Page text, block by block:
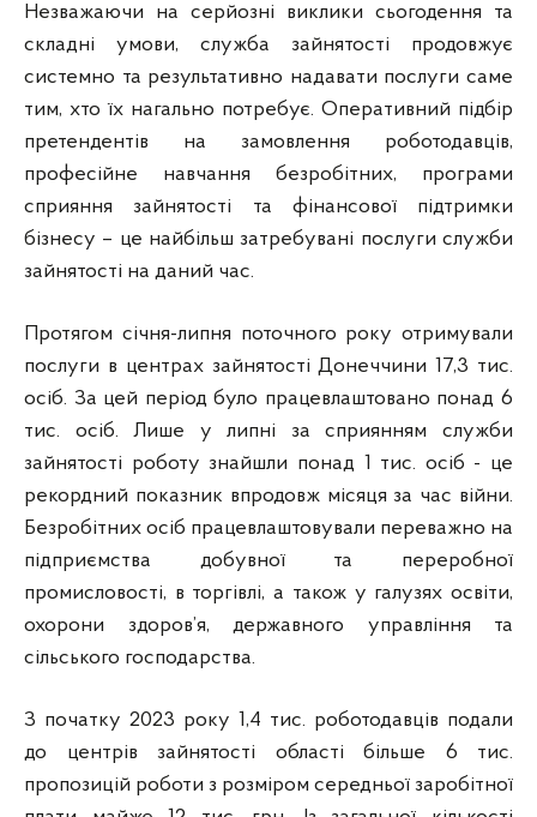
Незважаючи на серйозні виклики сьогодення та
складні умови, служба зайнятості продовжує
системно та результативно надавати послуги саме
тим, хто їх нагально потребує. Оперативний підбір
претендентів на замовлення роботодавців,
професійне навчання безробітних, програми
сприяння зайнятості та фінансової підтримки
бізнесу – це найбільш затребувані послуги служби
зайнятості на даний час.
Протягом січня-липня поточного року отримували
послуги в центрах зайнятості Донеччини 17,3 тис.
осіб. За цей період було працевлаштовано понад 6
тис. осіб. Лише у липні за сприянням служби
зайнятості роботу знайшли понад 1 тис. осіб - це
рекордний показник впродовж місяця за час війни.
Безробітних осіб працевлаштовували переважно на
підприємства добувної та переробної
промисловості, в торгівлі, а також у галузях освіти,
охорони здоров’я, державного управління та
сільського господарства.
З початку 2023 року 1,4 тис. роботодавців подали
до центрів зайнятості області більше 6 тис.
пропозицій роботи з розміром середньої заробітної